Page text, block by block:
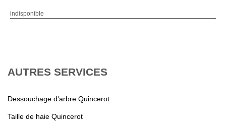
indisponible
AUTRES SERVICES
Dessouchage d'arbre Quincerot
Taille de haie Quincerot